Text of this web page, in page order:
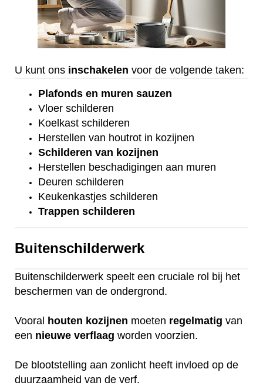
U kunt ons inschakelen voor de volgende taken:
Plafonds en muren sauzen
Vloer schilderen
Koelkast schilderen
Herstellen van houtrot in kozijnen
Schilderen van kozijnen
Herstellen beschadigingen aan muren
Deuren schilderen
Keukenkastjes schilderen
Trappen schilderen
Buitenschilderwerk
Buitenschilderwerk speelt een cruciale rol bij het
beschermen van de ondergrond.
Vooral houten kozijnen moeten regelmatig van
een nieuwe verflaag worden voorzien.
De blootstelling aan zonlicht heeft invloed op de
duurzaamheid van de verf.